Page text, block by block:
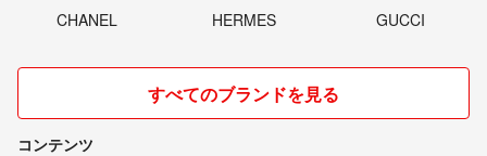
CHANEL HERMES GUCCI
すべてのブランドを見る
コンテンツ